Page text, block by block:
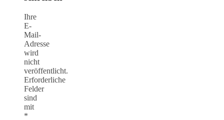
Ihre
E-
Mail-
Adresse
wird
nicht
veröffentlicht.
Erforderliche
Felder
sind
mit
*